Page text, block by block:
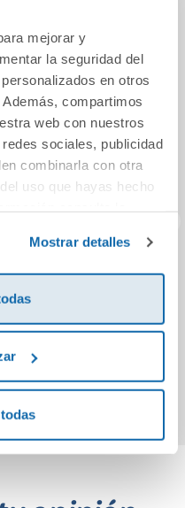
mejorar y
la seguridad del
en otros
compartimos
web con nuestros
sociales, publicidad
combinarla con otra
uso que hayas hecho
Mostrar detalles
gustarte...
amigo y el
11,20€
Comprar